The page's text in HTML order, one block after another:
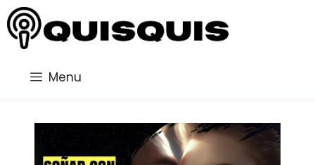
Saltar
al
contenido
Menu